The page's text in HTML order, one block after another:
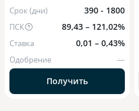
Срок (дни) 390 - 1800
ПСК 89,43 – 121,02%
Ставка 0,01 – 0,43%
Одобрение
—
Получить